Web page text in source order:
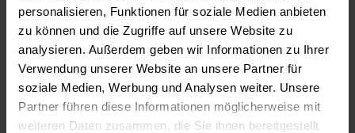
personalisieren, Funktionen für soziale Medien anbieten
zu können und die Zugriffe auf unsere Website zu
analysieren. Außerdem geben wir Informationen zu Ihrer
Verwendung unserer Website an unsere Partner für
soziale Medien, Werbung und Analysen weiter. Unsere
Partner führen diese Informationen möglicherweise mit
weiteren Daten zusammen, die Sie ihnen bereitgestellt